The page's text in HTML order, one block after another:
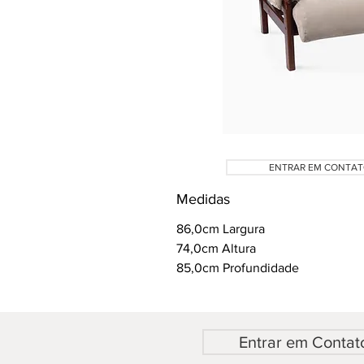
Medidas
86,0cm Largura
74,0cm Altura
85,0cm Profundidade
ENTRAR EM
Entrar em